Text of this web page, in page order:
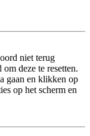
niet terug
deze te resetten.
gaan en klikken op
op het scherm en